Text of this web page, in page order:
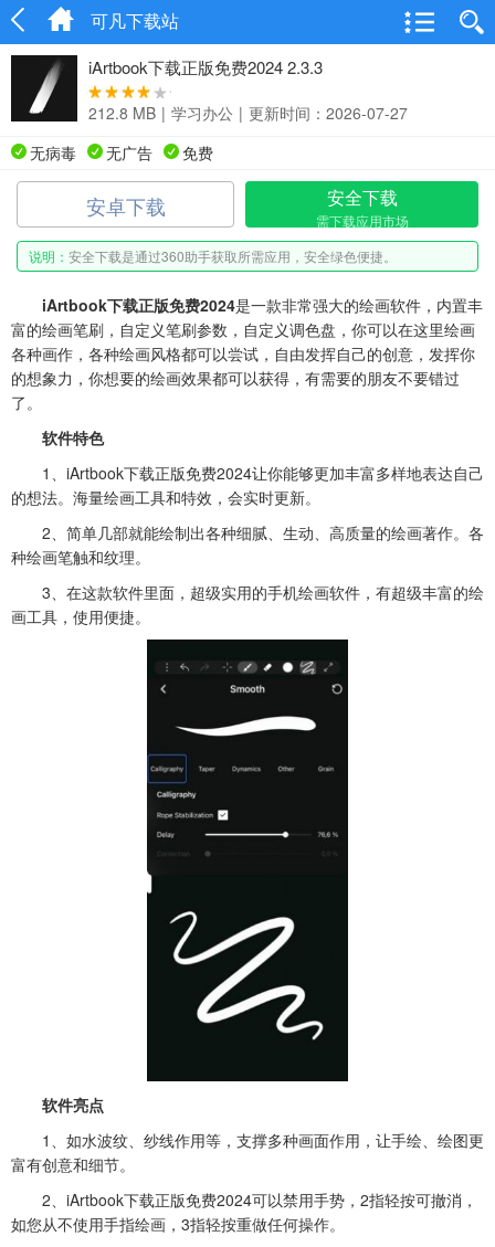
可凡下载站
iArtbook下载正版免费2024 2.3.3
212.8 MB | 学习办公 | 更新时间：2026-07-27
无病毒
无广告 免费
安卓下载 安全下载
需下载应用市场
说明： 安全下载是通过360助手获取所需应用，安全绿色便捷。
iArtbook下载正版免费2024是一款非常强大的绘画软件，内置丰
富的绘画笔刷，自定义笔刷参数，自定义调色盘，你可以在这里绘画
各种画作，各种绘画风格都可以尝试，自由发挥自己的创意，发挥你
的想象力，你想要的绘画效果都可以获得，有需要的朋友不要错过
了。
软件特色
1、iArtbook下载正版免费2024让你能够更加丰富多样地表达自己
的想法。海量绘画工具和特效，会实时更新。
2、简单几部就能绘制出各种细腻、生动、高质量的绘画著作。各
种绘画笔触和纹理。
3、在这款软件里面，超级实用的手机绘画软件，有超级丰富的绘
画工具，使用便捷。
软件亮点
1、如水波纹、纱线作用等，支撑多种画面作用，让手绘、绘图更
富有创意和细节。
2、iArtbook下载正版免费2024可以禁用手势，2指轻按可撤消，
如您从不使用手指绘画，3指轻按重做任何操作。